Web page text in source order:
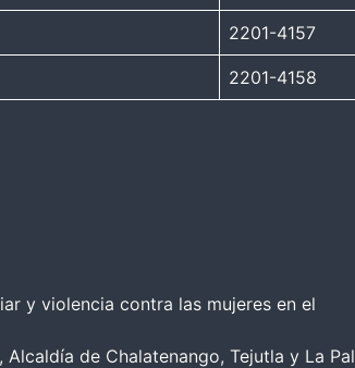
2201-4157
2201-4158
y violencia contra las mujeres en el
de Chalatenango, Tejutla y La